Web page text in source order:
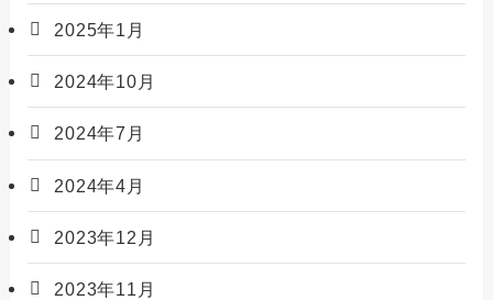
2025年1月
2024年10月
2024年7月
2024年4月
2023年12月
2023年11月